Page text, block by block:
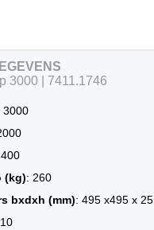
3000 | 7411.1746
3000
(kg): 260
bxdxh (mm): 495 x495 x 25